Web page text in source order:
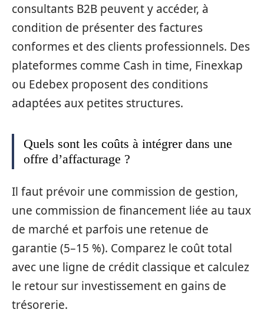
consultants B2B peuvent y accéder, à
condition de présenter des factures
conformes et des clients professionnels. Des
plateformes comme Cash in time, Finexkap
ou Edebex proposent des conditions
adaptées aux petites structures.
Quels sont les coûts à intégrer dans une
offre d’affacturage ?
Il faut prévoir une commission de gestion,
une commission de financement liée au taux
de marché et parfois une retenue de
garantie (5–15 %). Comparez le coût total
avec une ligne de crédit classique et calculez
le retour sur investissement en gains de
trésorerie.